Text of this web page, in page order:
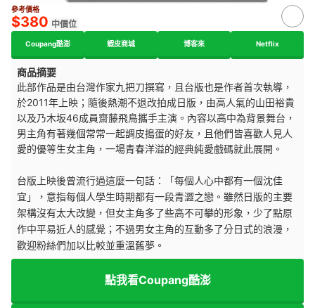
參考價格
$380 中價位
Coupang酷澎 蝦皮商城 博客來 Netflix
商品摘要
此部作品是由台灣作家九把刀撰寫，且台版也是作者首次執導，
於2011年上映；隨後熱潮不退改拍成日版，由高人氣的山田裕貴
以及乃木坂46成員齋藤飛鳥攜手主演。內容以高中為背景舞台，
男主角有著幾個常常一起調皮搗蛋的好友，且他們皆喜歡人見人
愛的優等生女主角，一場青春洋溢的經典純愛戲碼就此展開。
台版上映後曾流行過這麼一句話：「每個人心中都有一個沈佳
宜」，意指每個人學生時期都有一段青澀之戀。雖然日版的主要
架構沒有太大改變，但女主角多了些高不可攀的形象，少了點原
作中平易近人的感覺；不過男女主角的互動多了分日式的浪漫，
歡迎粉絲們加以比較並重溫舊夢。
點我看Coupang酷澎